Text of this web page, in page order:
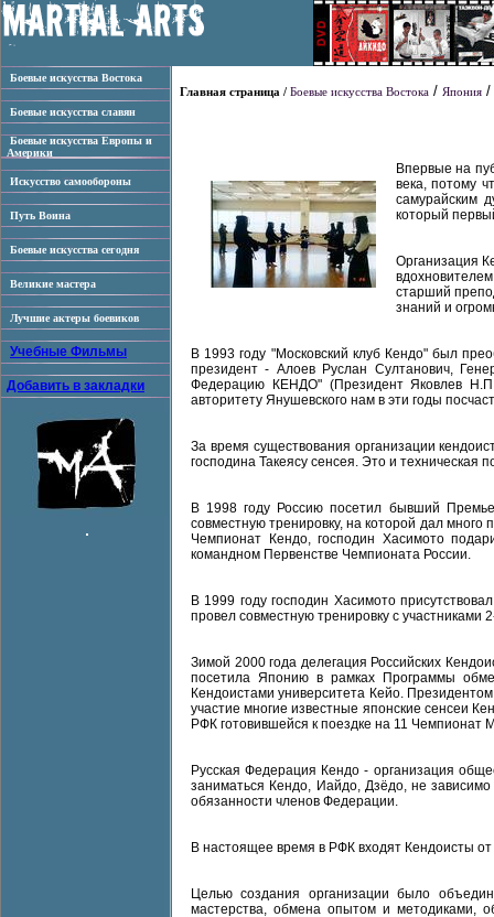
Боевые искусства Востока
Боевые искусства славян
Боевые искусства Европы и
Америки
Искусство самообороны
Путь Воина
Боевые искусства сегодня
Великие мастера
Лучшие актеры боевиков
Учебные Фильмы
Добавить в закладки
Главная страница / Боевые искусства Востока / Япония /
Впервые на
века, потому
самурайским
который
Организация
старший
знаний и
В 1993 году "Московский клуб Кендо" был
президент - Алоев Руслан Султанович,
Федерацию КЕНДО" (Президент Яковлев
авторитету Янушевского нам в эти годы
За время существования организации
господина Такеясу сенсея. Это и
В 1998 году Россию посетил бывший
совместную тренировку, на которой дал много
Чемпионат Кендо, господин Хасимото
командном Первенстве Чемпионата России.
В 1999 году господин Хасимото
провел совместную тренировку с участниками
Зимой 2000 года делегация Российских
посетила Японию в рамках Программы
Кендоистами университета Кейо.
участие многие известные японские сенсеи
РФК готовившейся к поездке на 11
Русская Федерация Кендо - организация
заниматься Кендо, Иайдо, Дзёдо, не
обязанности членов Федерации.
В настоящее время в РФК входят Кендоисты от
Целью создания организации было
мастерства, обмена опытом и методиками,